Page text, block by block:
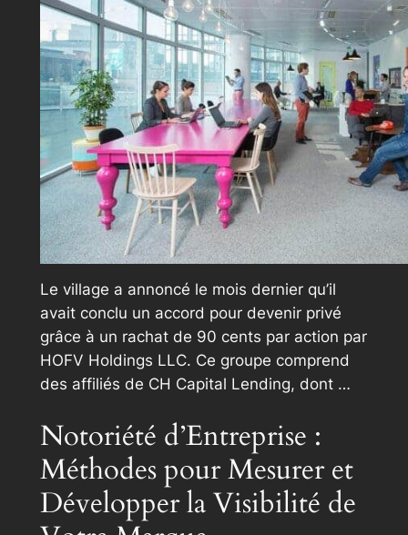
Le village a annoncé le mois dernier qu’il
avait conclu un accord pour devenir privé
grâce à un rachat de 90 cents par action par
HOFV Holdings LLC. Ce groupe comprend
des affiliés de CH Capital Lending, dont …
Notoriété d’Entreprise :
Méthodes pour Mesurer et
Développer la Visibilité de